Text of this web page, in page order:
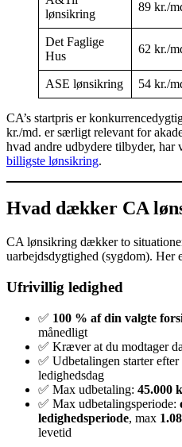
lønsikring
89 kr./
Det Faglige
Hus
62 kr./
ASE lønsikring 54 kr./
CA’s startpris er
kr./md. er særligt relevant for
hvad andre udbydere tilbyder, har
billigste lønsikring.
Hvad dækker CA
CA lønsikring dækker to
uarbejdsdygtighed (sygdom). Her
Ufrivillig ledighed
✅ 100 % af din valgte
månedligt
✅ Kræver at du modtager
✅ Udbetalingen starter efter
ledighedsdag
✅ Max udbetaling: 45.000
✅ Max udbetalingsperiode:
ledighedsperiode, max
levetid